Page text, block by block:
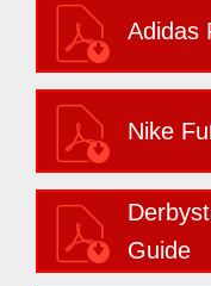
Adidas
Nike
Guide